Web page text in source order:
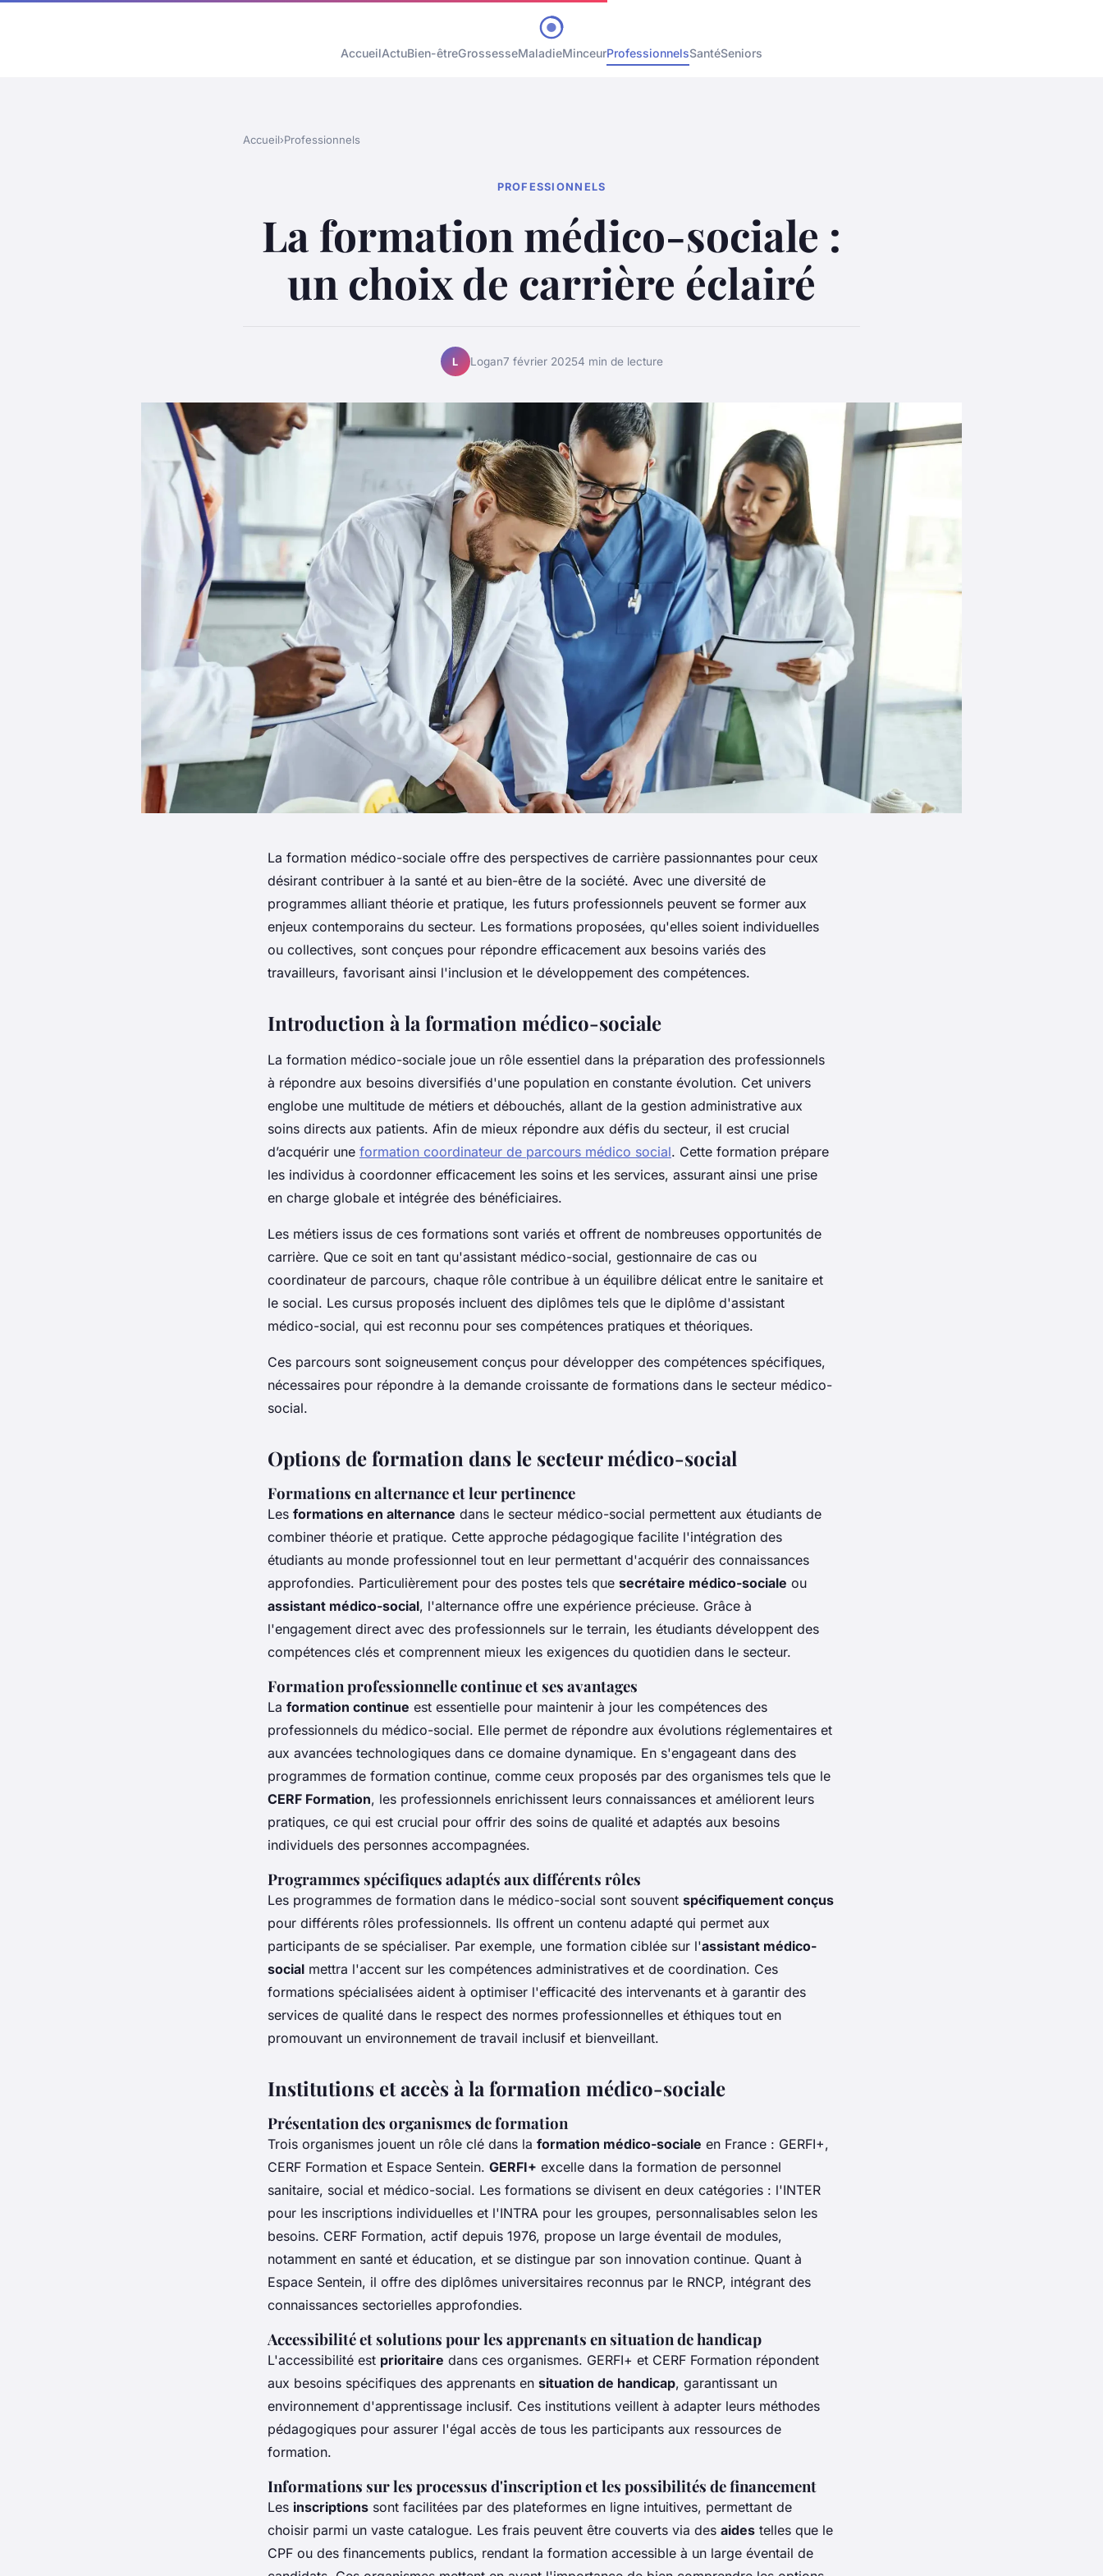
AccueilActuBien-êtreGrossesseMaladieMinceurProfessionnelsSantéSeniors
Accueil›Professionnels
PROFESSIONNELS
La formation médico-sociale :
un choix de carrière éclairé
L Logan7 février 20254 min de lecture
La formation médico-sociale offre des perspectives de carrière passionnantes pour ceux
désirant contribuer à la santé et au bien-être de la société. Avec une diversité de
programmes alliant théorie et pratique, les futurs professionnels peuvent se former aux
enjeux contemporains du secteur. Les formations proposées, qu'elles soient individuelles
ou collectives, sont conçues pour répondre efficacement aux besoins variés des
travailleurs, favorisant ainsi l'inclusion et le développement des compétences.
Introduction à la formation médico-sociale
La formation médico-sociale joue un rôle essentiel dans la préparation des professionnels
à répondre aux besoins diversifiés d'une population en constante évolution. Cet univers
englobe une multitude de métiers et débouchés, allant de la gestion administrative aux
soins directs aux patients. Afin de mieux répondre aux défis du secteur, il est crucial
d’acquérir une formation coordinateur de parcours médico social. Cette formation prépare
les individus à coordonner efficacement les soins et les services, assurant ainsi une prise
en charge globale et intégrée des bénéficiaires.
Les métiers issus de ces formations sont variés et offrent de nombreuses opportunités de
carrière. Que ce soit en tant qu'assistant médico-social, gestionnaire de cas ou
coordinateur de parcours, chaque rôle contribue à un équilibre délicat entre le sanitaire et
le social. Les cursus proposés incluent des diplômes tels que le diplôme d'assistant
médico-social, qui est reconnu pour ses compétences pratiques et théoriques.
Ces parcours sont soigneusement conçus pour développer des compétences spécifiques,
nécessaires pour répondre à la demande croissante de formations dans le secteur médico-
social.
Options de formation dans le secteur médico-social
Formations en alternance et leur pertinence
Les formations en alternance dans le secteur médico-social permettent aux étudiants de
combiner théorie et pratique. Cette approche pédagogique facilite l'intégration des
étudiants au monde professionnel tout en leur permettant d'acquérir des connaissances
approfondies. Particulièrement pour des postes tels que secrétaire médico-sociale ou
assistant médico-social, l'alternance offre une expérience précieuse. Grâce à
l'engagement direct avec des professionnels sur le terrain, les étudiants développent des
compétences clés et comprennent mieux les exigences du quotidien dans le secteur.
Formation professionnelle continue et ses avantages
La formation continue est essentielle pour maintenir à jour les compétences des
professionnels du médico-social. Elle permet de répondre aux évolutions réglementaires et
aux avancées technologiques dans ce domaine dynamique. En s'engageant dans des
programmes de formation continue, comme ceux proposés par des organismes tels que le
CERF Formation, les professionnels enrichissent leurs connaissances et améliorent leurs
pratiques, ce qui est crucial pour offrir des soins de qualité et adaptés aux besoins
individuels des personnes accompagnées.
Programmes spécifiques adaptés aux différents rôles
Les programmes de formation dans le médico-social sont souvent spécifiquement conçus
pour différents rôles professionnels. Ils offrent un contenu adapté qui permet aux
participants de se spécialiser. Par exemple, une formation ciblée sur l'assistant médico-
social mettra l'accent sur les compétences administratives et de coordination. Ces
formations spécialisées aident à optimiser l'efficacité des intervenants et à garantir des
services de qualité dans le respect des normes professionnelles et éthiques tout en
promouvant un environnement de travail inclusif et bienveillant.
Institutions et accès à la formation médico-sociale
Présentation des organismes de formation
Trois organismes jouent un rôle clé dans la formation médico-sociale en France : GERFI+,
CERF Formation et Espace Sentein. GERFI+ excelle dans la formation de personnel
sanitaire, social et médico-social. Les formations se divisent en deux catégories : l'INTER
pour les inscriptions individuelles et l'INTRA pour les groupes, personnalisables selon les
besoins. CERF Formation, actif depuis 1976, propose un large éventail de modules,
notamment en santé et éducation, et se distingue par son innovation continue. Quant à
Espace Sentein, il offre des diplômes universitaires reconnus par le RNCP, intégrant des
connaissances sectorielles approfondies.
Accessibilité et solutions pour les apprenants en situation de handicap
L'accessibilité est prioritaire dans ces organismes. GERFI+ et CERF Formation répondent
aux besoins spécifiques des apprenants en situation de handicap, garantissant un
environnement d'apprentissage inclusif. Ces institutions veillent à adapter leurs méthodes
pédagogiques pour assurer l'égal accès de tous les participants aux ressources de
formation.
Informations sur les processus d'inscription et les possibilités de financement
Les inscriptions sont facilitées par des plateformes en ligne intuitives, permettant de
choisir parmi un vaste catalogue. Les frais peuvent être couverts via des aides telles que le
CPF ou des financements publics, rendant la formation accessible à un large éventail de